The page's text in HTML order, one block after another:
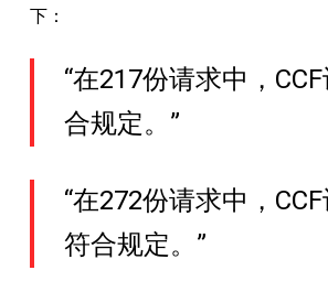
下：
“在217份请求中，
合规定。”
“在272份请求中，
符合规定。”